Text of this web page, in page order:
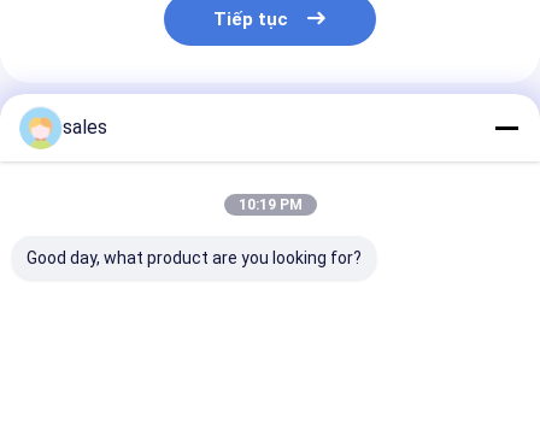
Tiếp tục
Sản Phẩm Khuyến Cáo
sales
10:19 PM
Good day, what product are you looking for?